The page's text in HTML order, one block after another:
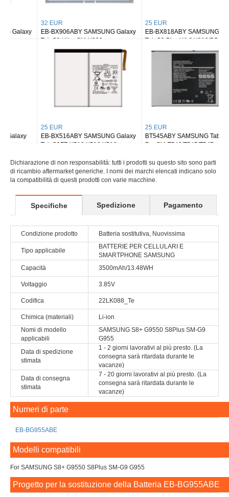
EB-BX906ABY SAMSUNG Galaxy
Tab S8 Ultra SM-X900
EB-BX818ABY SAMSUNG Galaxy
Tab S9 Plus Wi-fi X810/5G X816
EB-BX516ABY SAMSUNG Galaxy
Tab S9FE X510 X516 X518
BT545ABY SAMSUNG Tab Active
Pro SM-T540/T545/T547
Dichiarazione di non responsabilità: tutti i prodotti su questo sito sono parti
di ricambio aftermarket generiche. I nomi dei marchi elencati indicano solo
la compatibilità di questi prodotti con varie macchine.
Specifiche Spedizione Pagamento
Condizione prodotto Batteria sostitutiva, Nuovissima
Tipo applicabile
BATTERIE PER CELLULARI E
SMARTPHONE SAMSUNG
Capacità
3500mAh/13.48WH
Voltaggio 3.85V
Codifica 22LK088_Te
Chimica (materiali)
Li-ion
Nomi di modello
applicabili
SAMSUNG S8+ G9550 S8Plus SM-G9
G955
Data di spedizione
stimata
1 - 2 giorni lavorativi al più presto. (La
consegna sarà ritardata durante le
vacanze)
Data di consegna
stimata
7 - 20 giorni lavorativi al più presto. (La
consegna sarà ritardata durante le
vacanze)
Numeri di parte
EB-BG955ABE
Modelli compatibili
For SAMSUNG S8+ G9550 S8Plus SM-G9 G955
Progetto per la sostituzione della Batteria EB-BG955ABE